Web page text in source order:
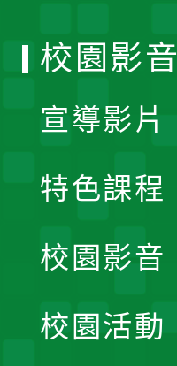
校園影音
宣導影片
特色課程
校園影音
校園活動